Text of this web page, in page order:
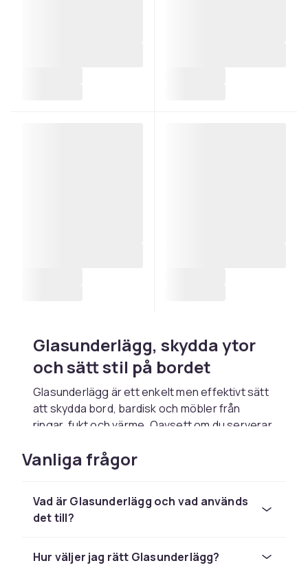
Glasunderlägg, skydda ytor
och sätt stil på bordet
Glasunderlägg är ett enkelt men effektivt sätt
att skydda bord, bardisk och möbler från
ringar, fukt och värme. Oavsett om du serverar
bordet håller sig fint och att presentationen
ser mer välvårdad och inbjudande ut.
Glasunderlägg finns i en mängd material – kork,
läder, silikon, trä, sten och tyg. Korkunderlägg
modernt intryck. Silikonunderlägg är robusta,
Vanliga frågor
Vad är Glasunderlägg och vad används
det till?
Hur väljer jag rätt Glasunderlägg?